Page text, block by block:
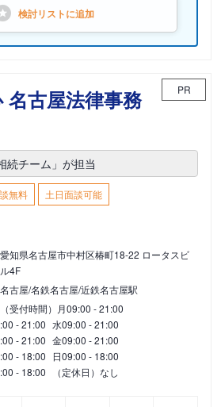
検討リストに追加
名古屋法律事務
PR
続チーム」が担当
無料
土日面談可能
愛知県名古屋市中村区椿町18-22 ロータスビ
ル4F
名古屋/名鉄名古屋/近鉄名古屋駅
（受付時間） 月09:00 - 21:00
- 21:00 水09:00 - 21:00
- 21:00 金09:00 - 21:00
- 18:00 日09:00 - 18:00
- 18:00 （定休日）なし